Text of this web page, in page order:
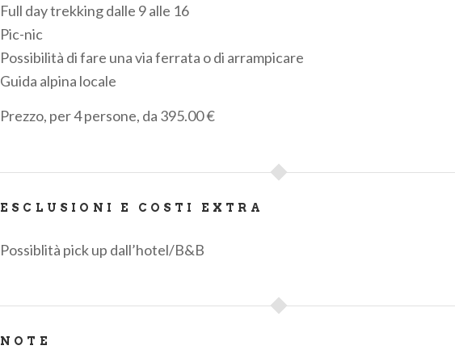
Full day trekking dalle 9 alle 16
Pic-nic
Possibilità di fare una via ferrata o di arrampicare
Guida alpina locale
Prezzo, per 4 persone, da 395.00 €
ESCLUSIONI E COSTI EXTRA
Possiblità pick up dall’hotel/B&B
NOTE